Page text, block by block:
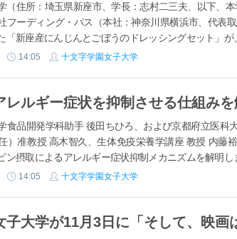
（住所：埼玉県新座市、学長：志村二三夫、以下、
フーディング・パス（本社：神奈川県横浜市、代表
「新座産にんじんとごぼうのドレッシングセット」が
14:05 十文字学園女子大学
レルギー症状を抑制させる仕組みを
食品開発学科助手 後田ちひろ、および京都府立医科
）准教授 高木智久、生体免疫栄養学講座 教授 内藤
ン摂取によるアレルギー症状抑制メカニズムを解明し
14:05 十文字学園女子大学